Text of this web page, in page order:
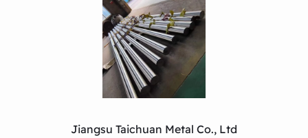
Jiangsu Taichuan Metal Co., Ltd